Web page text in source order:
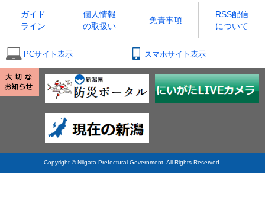
ガイド
ライン
個人情報
の取扱い
免責事項
RSS配信
について
PCサイト表示 スマホサイト表示
Copyright © Niigata Prefectural Government. All Rights Reserved.